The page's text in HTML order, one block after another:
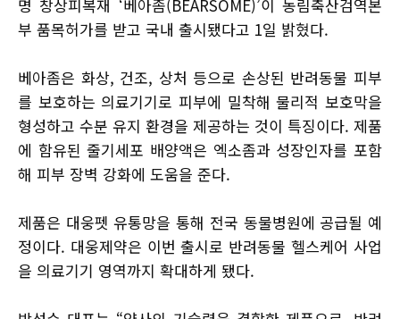
명 창상피복재 ‘베아좀(BEARSOME)’이 농림축산검역본
부 품목허가를 받고 국내 출시됐다고 1일 밝혔다.
베아좀은 화상, 건조, 상처 등으로 손상된 반려동물 피부
를 보호하는 의료기기로 피부에 밀착해 물리적 보호막을
형성하고 수분 유지 환경을 제공하는 것이 특징이다. 제품
에 함유된 줄기세포 배양액은 엑소좀과 성장인자를 포함
해 피부 장벽 강화에 도움을 준다.
제품은 대웅펫 유통망을 통해 전국 동물병원에 공급될 예
정이다. 대웅제약은 이번 출시로 반려동물 헬스케어 사업
을 의료기기 영역까지 확대하게 됐다.